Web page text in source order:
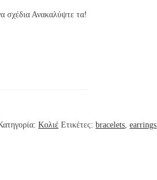
σχέδια Ανακαλύψτε τα!
Κολιέ Ετικέτες: bracelets earrings